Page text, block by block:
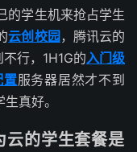
的学生机来抢占学生
云创校园 ，腾讯云的
行，1H1G的入门级
置服务器居然才不到
真好。
云的学生套餐是